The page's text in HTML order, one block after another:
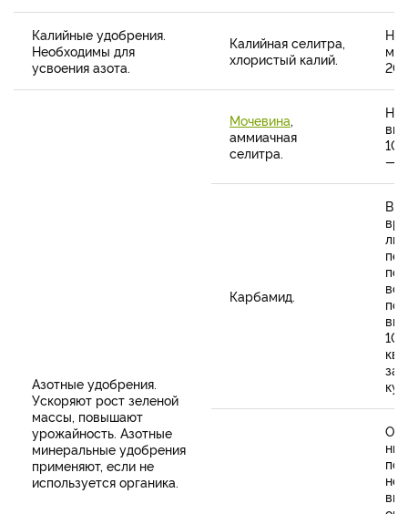
Калийные удобрения.
Необходимы для
усвоения азота.
Калийная селитра,
хлористый калий.
На
Азотные удобрения.
Ускоряют рост зеленой
массы, повышают
урожайность. Азотные
минеральные удобрения
применяют, если не
используется органика.
Мочевина,
аммиачная
селитра.
10
—
Карбамид.
10
кв.